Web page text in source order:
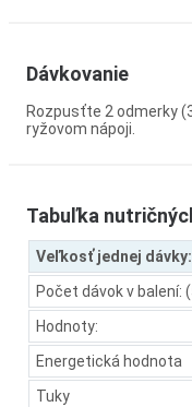
Dávkovanie
Rozpusťte 2 odmerky
ryžovom nápoji.
Tabuľka
Veľkosť jednej
Počet dávok v balení:
Hodnoty:
Energetická hodnota
Tuky